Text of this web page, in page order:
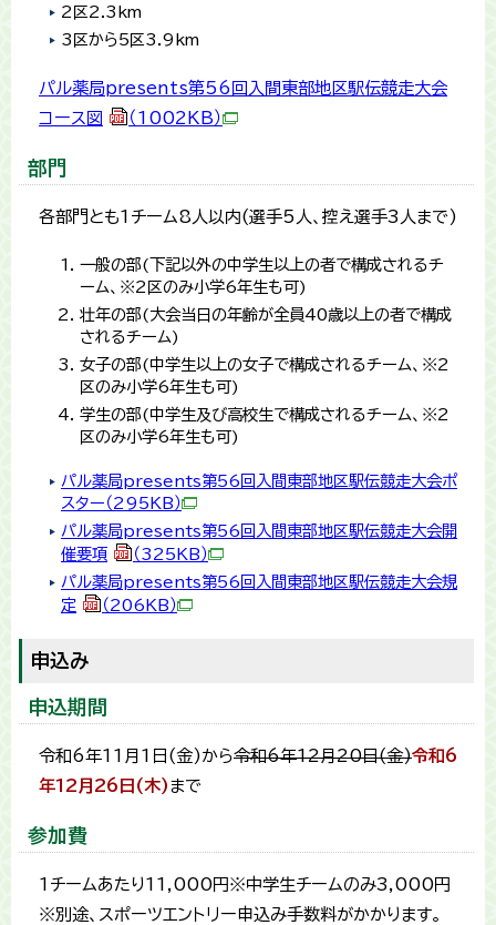
2区2.3km
3区から5区3.9km
パル薬局presents第56回入間東部地区駅伝競走大会
コース図
（1002KB）
部門
各部門とも1チーム8人以内(選手5人、控え選手3人まで)
一般の部(下記以外の中学生以上の者で構成されるチ
ーム、※2区のみ小学6年生も可)
壮年の部(大会当日の年齢が全員40歳以上の者で構成
されるチーム)
女子の部(中学生以上の女子で構成されるチーム、※2
区のみ小学6年生も可)
学生の部(中学生及び高校生で構成されるチーム、※2
区のみ小学6年生も可)
パル薬局presents第56回入間東部地区駅伝競走大会ポ
スター （295KB）
パル薬局presents第56回入間東部地区駅伝競走大会開
催要項
（325KB）
パル薬局presents第56回入間東部地区駅伝競走大会規
定
（206KB）
申込み
申込期間
令和6年11月1日(金)から令和6年12月20日(金)令和6
年12月26日(木) まで
参加費
1チームあたり11,000円※中学生チームのみ3,000円
※別途、スポーツエントリー申込み手数料がかかります。